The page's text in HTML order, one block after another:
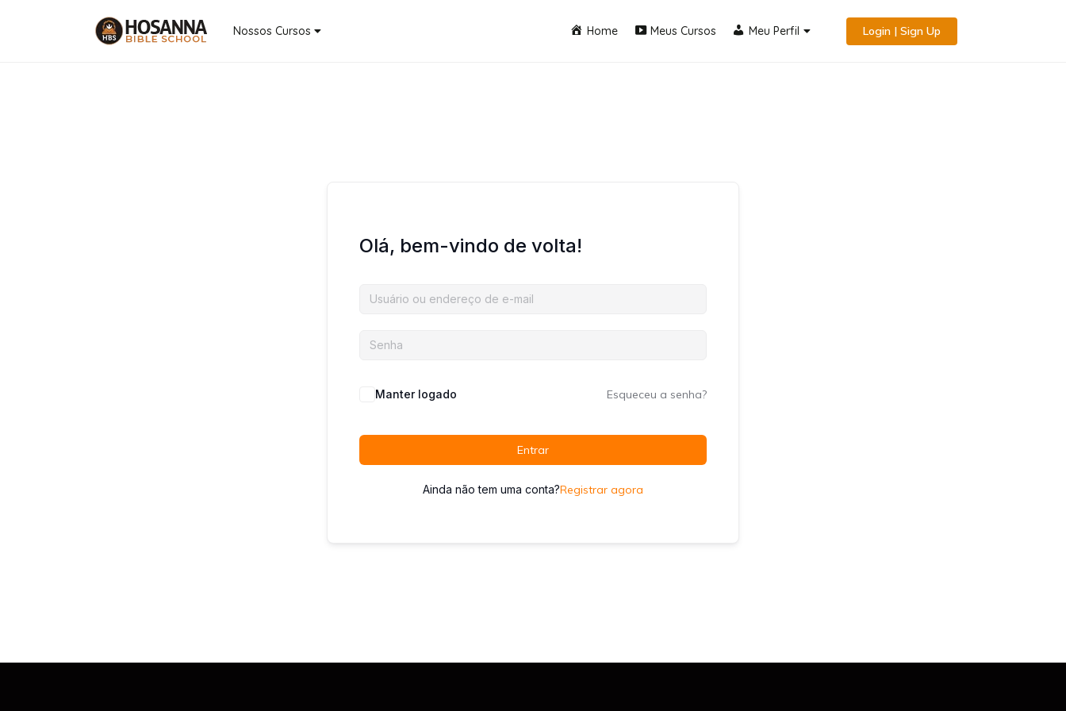
Nossos Cursos Home Meus Cursos Meu Perfil Login | Sign Up
Olá, bem-vindo de volta!
Manter logado Esqueceu a senha?
Entrar
Ainda não tem uma conta?Registrar agora